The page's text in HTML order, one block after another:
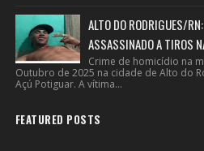
ALTO DO RODRIGUES/
ASSASSINADO A TIROS
Crime de homicídio na
Outubro de 2025 na cidade de Alto do
Açú Potiguar. A vítima...
FEATURED POSTS